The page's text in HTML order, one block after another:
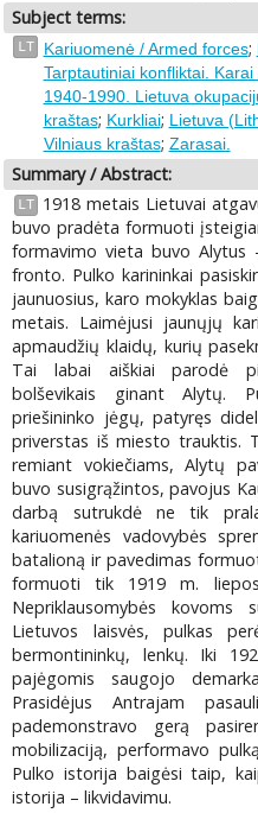
Subject terms:
LT Kariuomenė / Armed forces;
Tarptautiniai konfliktai.
1940-1990. Lietuva
kraštas; Kurkliai; Lietuva
Vilniaus kraštas; Zarasai.
Summary / Abstract:
LT
1918 metais Lietuvai
buvo pradėta formuoti
formavimo vieta buvo Alytus
fronto. Pulko karininkai
jaunuosius, karo mokyklas
metais. Laimėjusi jaunųjų
apmaudžių klaidų, kurių
Tai labai aiškiai parodė
bolševikais ginant Alytų.
priešininko jėgų, patyręs
priverstas iš miesto trauktis.
remiant vokiečiams, Alytų
buvo susigrąžintos, pavojus
darbą sutrukdė ne tik
kariuomenės vadovybės
batalioną ir pavedimas
formuoti tik 1919 m.
Nepriklausomybės kovoms
Lietuvos laisvės, pulkas
bermontininkų, lenkų. Iki
pajėgomis saugojo
Prasidėjus Antrajam
pademonstravo gerą
mobilizaciją, performavo
Pulko istorija baigėsi taip,
istorija – likvidavimu.